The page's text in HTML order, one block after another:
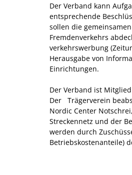
Der Verband kann
entsprechende
sollen die
Fremdenverkehrs
verkehrswerbung
Herausgabe von
Einrichtungen.
Der Verband ist
Der Trägerverein
Nordic Center
Streckennetz und der
werden durch
Betriebskostenanteile)